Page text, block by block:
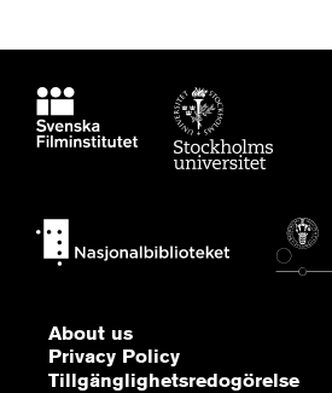
About us
Privacy Policy
Tillgänglighetsredogörelse